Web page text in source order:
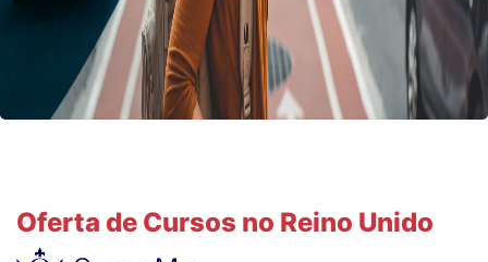
Oferta de Cursos no Reino Unido